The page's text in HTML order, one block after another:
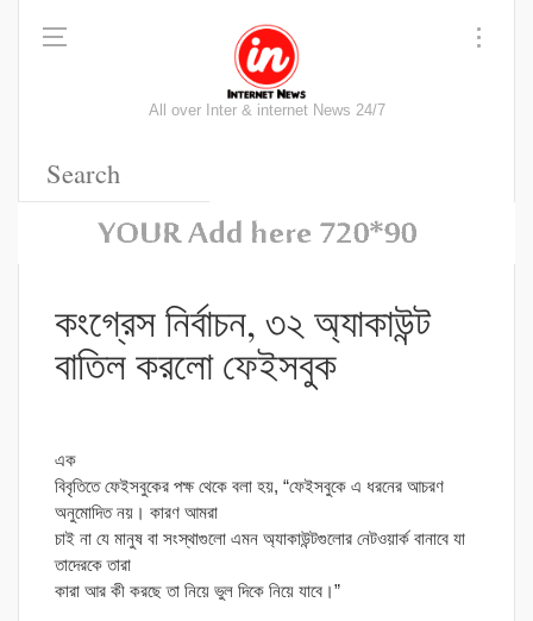
All over Inter & internet News 24/7
কংগ্রেস নির্বাচন, ৩২ অ্যাকাউন্ট
বাতিল করলো ফেইসবুক
এক
বিবৃতিতে ফেইসবুকের পক্ষ থেকে বলা হয়, “ফেইসবুকে এ ধরনের আচরণ
অনুমোদিত নয়। কারণ আমরা
চাই না যে মানুষ বা সংস্থাগুলো এমন অ্যাকাউন্টগুলোর নেটওয়ার্ক বানাবে যা
তাদেরকে তারা
কারা আর কী করছে তা নিয়ে ভুল দিকে নিয়ে যাবে।”